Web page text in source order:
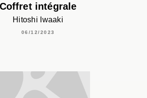
Coffret intégrale
Hitoshi Iwaaki
06/12/2023